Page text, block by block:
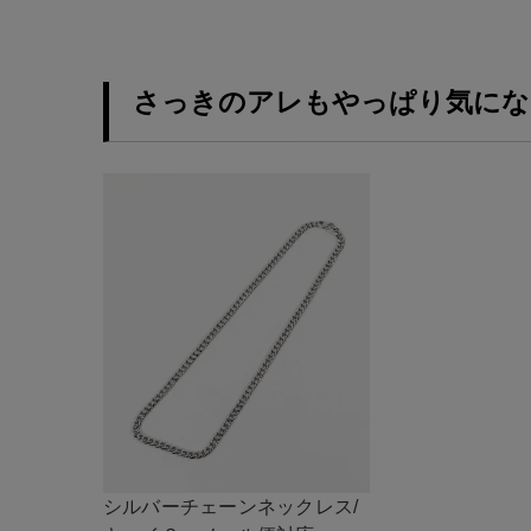
さっきのアレもやっぱり気に
シルバーチェーンネックレス/